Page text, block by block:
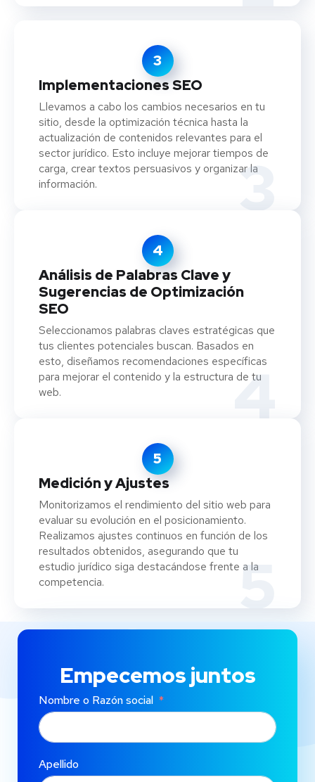
3
3
Implementaciones SEO
Llevamos a cabo los cambios necesarios en tu
sitio, desde la optimización técnica hasta la
actualización de contenidos relevantes para el
sector jurídico. Esto incluye mejorar tiempos de
carga, crear textos persuasivos y organizar la
información.
4
4
Análisis de Palabras Clave y
Sugerencias de Optimización
SEO
Seleccionamos palabras claves estratégicas que
tus clientes potenciales buscan. Basados ​​en
esto, diseñamos recomendaciones específicas
para mejorar el contenido y la estructura de tu
web.
5
5
Medición y Ajustes
Monitorizamos el rendimiento del sitio web para
evaluar su evolución en el posicionamiento.
Realizamos ajustes continuos en función de los
resultados obtenidos, asegurando que tu
estudio jurídico siga destacándose frente a la
competencia.
Empecemos juntos
Nombre o Razón social
Apellido